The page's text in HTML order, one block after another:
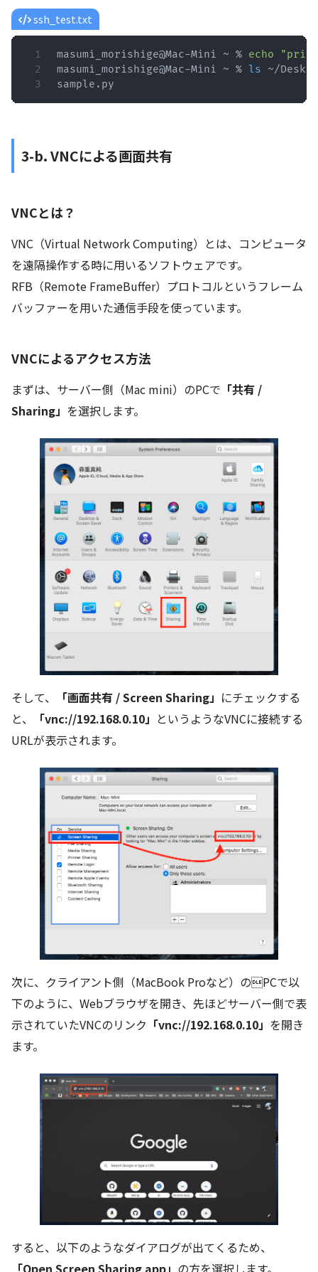
ssh_test.txt
masumi_morishige@Mac-Mini ~ % echo
masumi_morishige@Mac-Mini ~ % ls ~/
sample.py
3-b. VNCによる画面共有
VNCとは？
VNC（Virtual Network Computing）とは、コンピュータ
を遠隔操作する時に用いるソフトウェアです。
RFB（Remote FrameBuffer）プロトコルというフレーム
バッファーを用いた通信手段を使っています。
VNCによるアクセス方法
まずは、サーバー側（Mac mini）のPCで 「共有 /
Sharing」 を選択します。
そして、 「画面共有 / Screen Sharing」 にチェックする
と、
「vnc://192.168.0.10」 というようなVNCに接続する
URLが表示されます。
次に、クライアント側（MacBook Proなど）のPCで以
下のように、Webブラウザを開き、先ほどサーバー側で表
示されていたVNCのリンク 「vnc://192.168.0.10」 を開き
ます。
すると、以下のようなダイアログが出てくるため、
「Open Screen Sharing app」 の方を選択します。